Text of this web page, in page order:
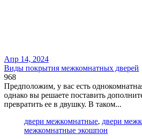
Апр 14, 2024
Виды покрытия межкомнатных дверей
968
Предположим, у вас есть
однако вы решаете поставить
превратить ее в двушку. В таком...
двери межкомнатные, двери
межкомнатные экошпон